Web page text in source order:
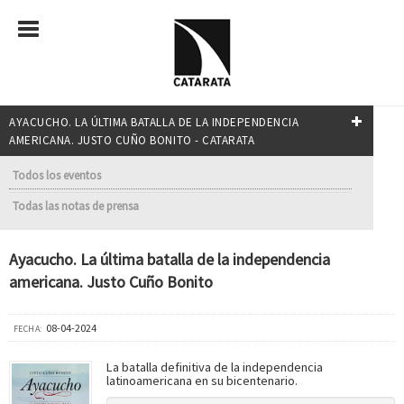
AYACUCHO. LA ÚLTIMA BATALLA DE LA INDEPENDENCIA
AMERICANA. JUSTO CUÑO BONITO - CATARATA
Todos los eventos
Todas las notas de prensa
Ayacucho. La última batalla de la independencia
americana. Justo Cuño Bonito
FECHA: 08-04-2024
La batalla definitiva de la independencia
latinoamericana en su bicentenario.